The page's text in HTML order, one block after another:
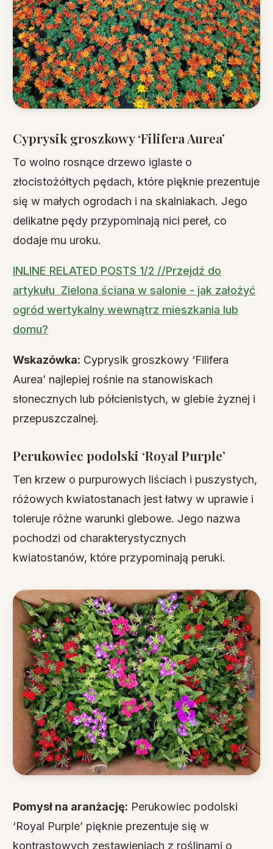
Cyprysik groszkowy ‘Filifera Aurea’
To wolno rosnące drzewo iglaste o
złocistożółtych pędach, które pięknie prezentuje
się w małych ogrodach i na skalniakach. Jego
delikatne pędy przypominają nici pereł, co
dodaje mu uroku.
INLINE RELATED POSTS 1/2 //Przejdź do
artykułu Zielona ściana w salonie - jak założyć
ogród wertykalny wewnątrz mieszkania lub
domu?
Wskazówka: Cyprysik groszkowy ‘Filifera
Aurea’ najlepiej rośnie na stanowiskach
słonecznych lub półcienistych, w glebie żyznej i
przepuszczalnej.
Perukowiec podolski ‘Royal Purple’
Ten krzew o purpurowych liściach i puszystych,
różowych kwiatostanach jest łatwy w uprawie i
toleruje różne warunki glebowe. Jego nazwa
pochodzi od charakterystycznych
kwiatostanów, które przypominają peruki.
Pomysł na aranżację: Perukowiec podolski
‘Royal Purple’ pięknie prezentuje się w
kontrastowych zestawieniach z roślinami o